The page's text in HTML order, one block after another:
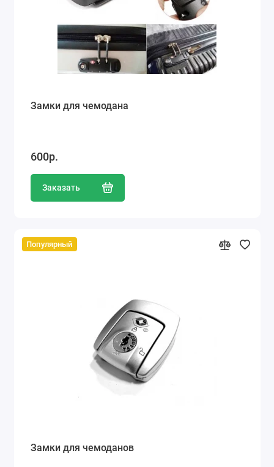
Замки для чемодана
600р.
Заказать
Популярный
Замки для чемоданов